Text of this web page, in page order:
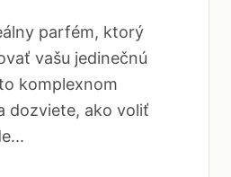
parfém, ktorý
vašu jedinečnú
komplexnom
dozviete, ako voliť